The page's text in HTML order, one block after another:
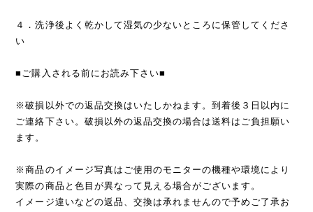
４．洗浄後よく乾かして湿気の少ないところに保管してくださ
い
■ご購入される前にお読み下さい■
※破損以外での返品交換はいたしかねます。到着後３日以内に
ご連絡下さい。破損以外の返品交換の場合は送料はご負担願い
ます。
※商品のイメージ写真はご使用のモニターの機種や環境により
実際の商品と色目が異なって見える場合がございます。
イメージ違いなどの返品、交換は承れませんので予めご了承お